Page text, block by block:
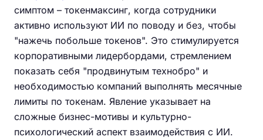
симптом – токенмаксинг, когда сотрудники
активно используют ИИ по поводу и без, чтобы
"нажечь побольше токенов". Это стимулируется
корпоративными лидербордами, стремлением
показать себя "продвинутым технобро" и
необходимостью компаний выполнять месячные
лимиты по токенам. Явление указывает на
сложные бизнес-мотивы и культурно-
психологический аспект взаимодействия с ИИ.